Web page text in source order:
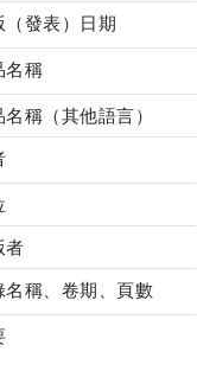
（發表）日期
名稱
名稱（其他語言）
者
名稱、卷期、頁數